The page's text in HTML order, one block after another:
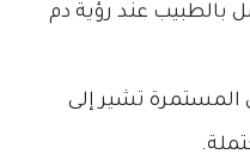
بالطبيب عند رؤية دم
المستمرة تشير إلى